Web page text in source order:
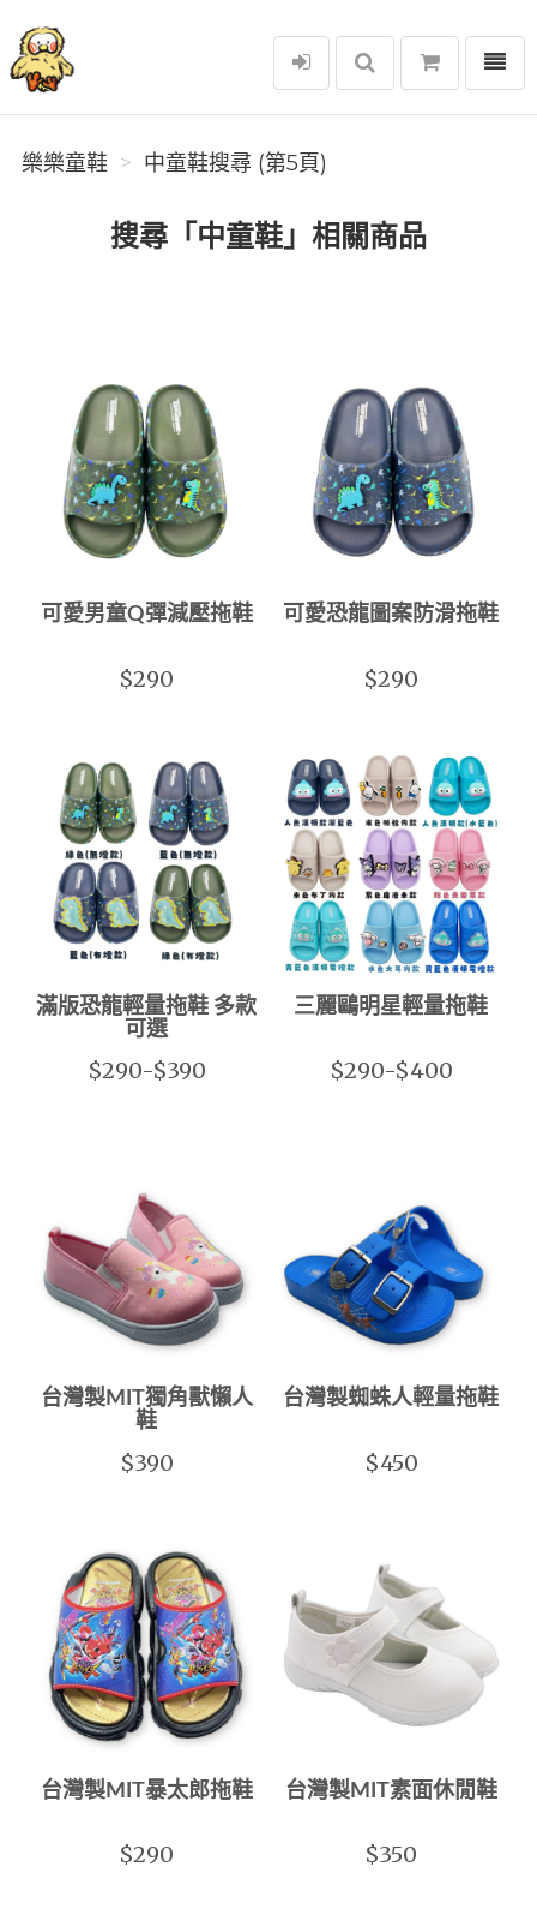
樂樂童鞋
選單
樂樂童鞋 中童鞋搜尋 (第5頁)
搜尋「中童鞋」相關商品
可愛男童Q彈減壓拖鞋
$290
可愛恐龍圖案防滑拖鞋
$290
滿版恐龍輕量拖鞋 多款
可選
$290-$390
三麗鷗明星輕量拖鞋
$290-$400
台灣製MIT獨角獸懶人
鞋
$390
台灣製蜘蛛人輕量拖鞋
$450
台灣製MIT暴太郎拖鞋
$290
台灣製MIT素面休閒鞋
$350